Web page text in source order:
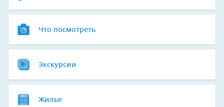
Что посмотреть
Экскурсии
Жилье